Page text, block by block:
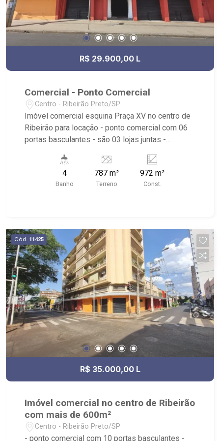
R$ 29.900,00 L
Comercial - Ponto Comercial
Centro - Ribeirão Preto/SP
Imóvel comercial esquina Praça XV no centro de
Ribeirão para locação - ponto comercial com 06
portas basculantes - são 03 lojas juntas -
pela General Osório - o salão principal tem 365m²
- possibilidade de divisões internas - piso
superior com seis escritórios - há banheiros no
Carlos Gomes e Praça XV de Novembro - local já
consagrado como principal polo de comércio
popular na cidade - muito próximo ao Pinguim e
Teatro Pedro II - apenas dois quarteirões da
biblioteca Sinhá Junqueira, Centro Cultural Palace,
Catedral Metropolitana e das lojas Magazine
Luiza, Casas Bahia e Ramavi.
4
Banho
787 m²
Terreno
972 m²
Const.
Cód. 11425
R$ 35.000,00 L
Imóvel comercial no centro de Ribeirão
com mais de 600m²
Centro - Ribeirão Preto/SP
- ponto comercial com 10 portas basculantes -